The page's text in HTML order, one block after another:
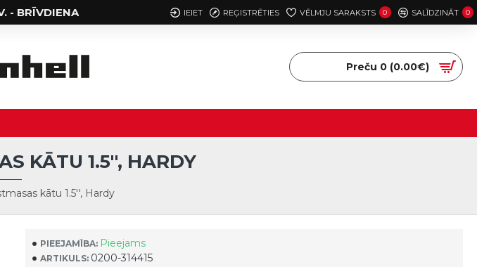
- BRĪVDIENA IEIET REĢISTRĒTIES VĒLMJU SARAKSTS 0 SALĪDZINĀT 0
Preču 0 (0.00€)
kātu 1.5'', Hardy
KĀTU 1.5'', HARDY
PIEEJAMĪBA: Pieejams
ARTIKULS: 0200-314415